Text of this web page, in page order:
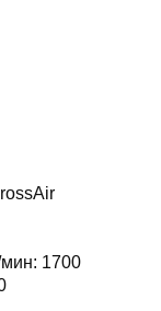
мин: 1700